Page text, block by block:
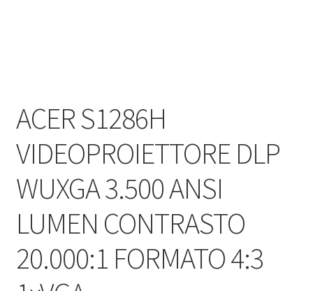
ACER S1286H
VIDEOPROIETTORE DLP
WUXGA 3.500 ANSI
LUMEN CONTRASTO
20.000:1 FORMATO 4:3